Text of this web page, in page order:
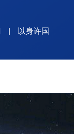
以身许国